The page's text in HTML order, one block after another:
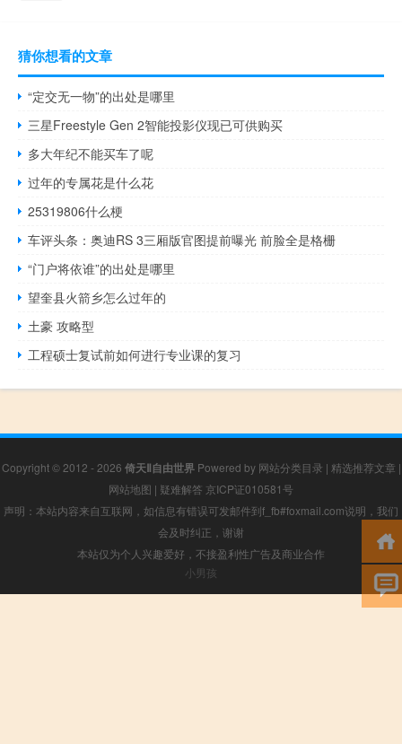
猜你想看的文章
“定交无一物”的出处是哪里
三星Freestyle Gen 2智能投影仪现已可供购买
多大年纪不能买车了呢
过年的专属花是什么花
25319806什么梗
车评头条：奥迪RS 3三厢版官图提前曝光 前脸全是格栅
“门户将依谁”的出处是哪里
望奎县火箭乡怎么过年的
土豪 攻略型
工程硕士复试前如何进行专业课的复习
Copyright © 2012 - 2026 倚天Ⅱ自由世界Powered by 网站分类目录 | 精选推荐文章 |
网站地图 | 疑难解答 京ICP证010581号
声明：本站内容来自互联网，如信息有错误可发邮件到f_fb#foxmail.com说明，我们
会及时纠正，谢谢
本站仅为个人兴趣爱好，不接盈利性广告及商业合作
小男孩